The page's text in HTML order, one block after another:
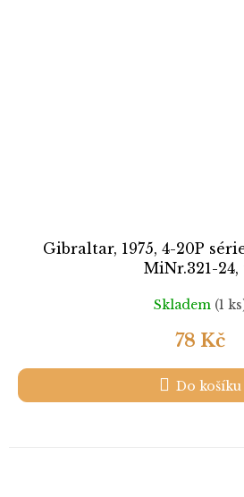
Gibraltar, 1975, 4-20P
MiNr.321-24,
Skladem (1
78 Kč
Do košíku